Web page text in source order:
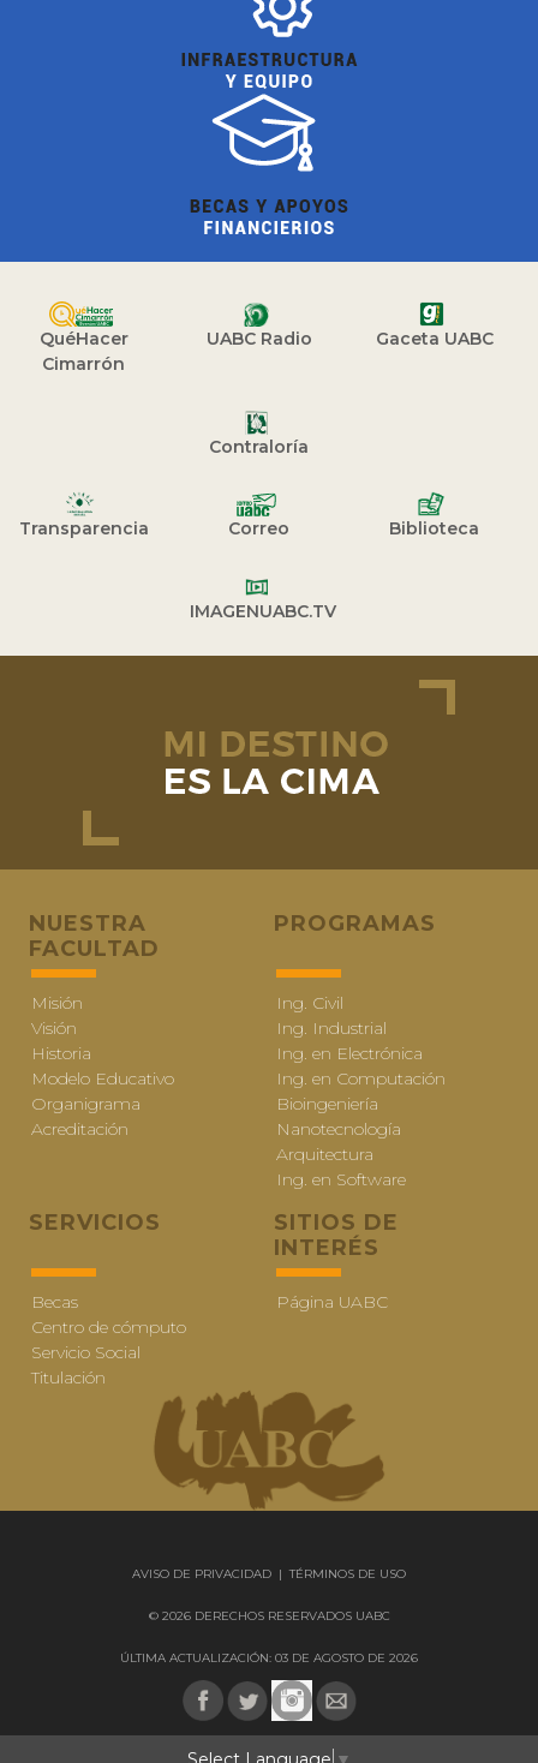
QuéHacer
Cimarrón
UABC Radio Gaceta UABC
Contraloría
Transparencia Correo Biblioteca
IMAGENUABC.TV
NUESTRA
FACULTAD
Misión
Visión
Historia
Modelo Educativo
Organigrama
Acreditación
PROGRAMAS
Ing. Civil
Ing. Industrial
Ing. en Electrónica
Ing. en Computación
Bioingeniería
Nanotecnología
Arquitectura
Ing. en Software
SERVICIOS
Becas
Centro de cómputo
Servicio Social
Titulación
SITIOS DE
INTERÉS
Página UABC
AVISO DE PRIVACIDAD | TÉRMINOS DE USO
© 2026 DERECHOS RESERVADOS UABC
ÚLTIMA ACTUALIZACIÓN: 03 DE AGOSTO DE 2026